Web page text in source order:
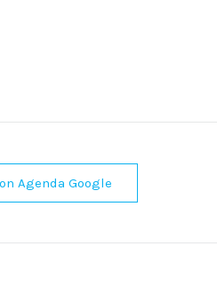
Agenda Google